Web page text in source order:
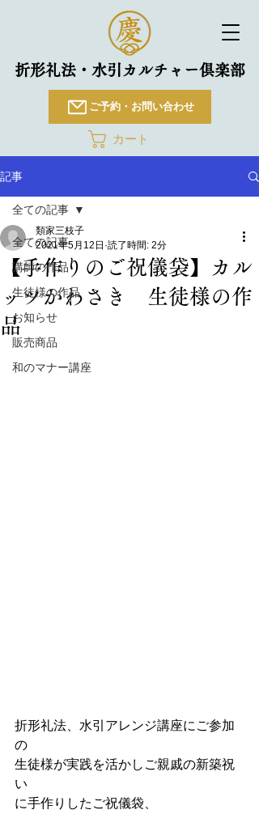
折形礼法・水引カルチャー倶楽部
ご予約・お問い合わせ
カート
記事
全ての記事
講師の作品
生徒様の作品
お知らせ
販売商品
和のマナー講座
全ての記事
【手作りのご祝儀袋】カル
ッツかわさき 生徒様の作
品
類家三枝子
2021年5月12日 読了時間: 2分
折形礼法、水引アレンジ講座にご参加
の
生徒様が実践を活かしご親戚の新築祝
い
に手作りしたご祝儀袋、